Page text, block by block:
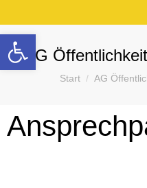
AG
Sie befinden
Start AG